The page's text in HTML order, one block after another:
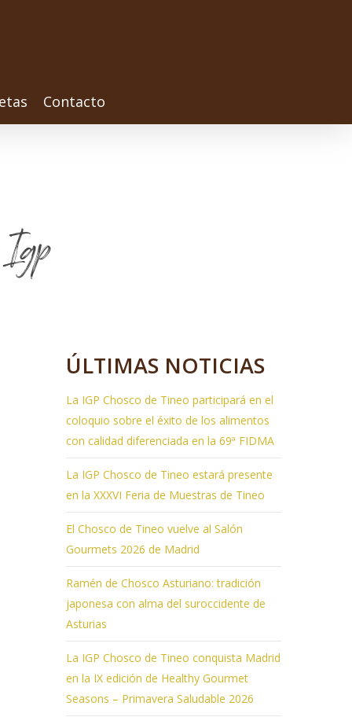
Contacto
Igp
ÚLTIMAS NOTICIAS
La IGP Chosco de Tineo participará en el
coloquio sobre el éxito de los alimentos
con calidad diferenciada en la 69ª FIDMA
La IGP Chosco de Tineo estará presente
en la XXXVI Feria de Muestras de Tineo
El Chosco de Tineo vuelve al Salón
Gourmets 2026 de Madrid
Ramén de Chosco Asturiano: tradición
japonesa con alma del suroccidente de
Asturias
La IGP Chosco de Tineo conquista Madrid
en la IX edición de Healthy Gourmet
Seasons – Primavera Saludable 2026